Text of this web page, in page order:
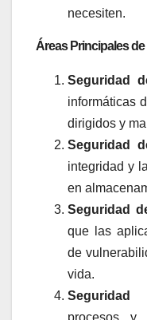
necesiten.
Áreas Principales
Seguridad
informáticas
dirigidos y
Seguridad
integridad y
en
Seguridad
que las
de
vida.
Seguridad
procesos y